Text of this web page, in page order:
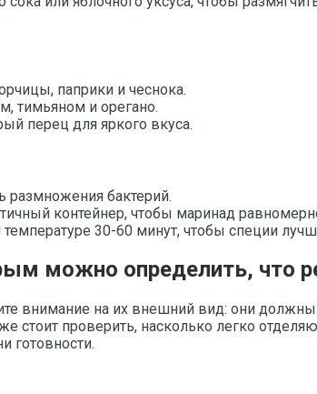
паприки и чеснока.
тимьяном и орегано.
перец для яркого вкуса.
размножения бактерий.
контейнер, чтобы маринад
30-60 минут, чтобы специи
можно определить, что
внимание на их внешний вид: они
стоит проверить, насколько легко
готовности.